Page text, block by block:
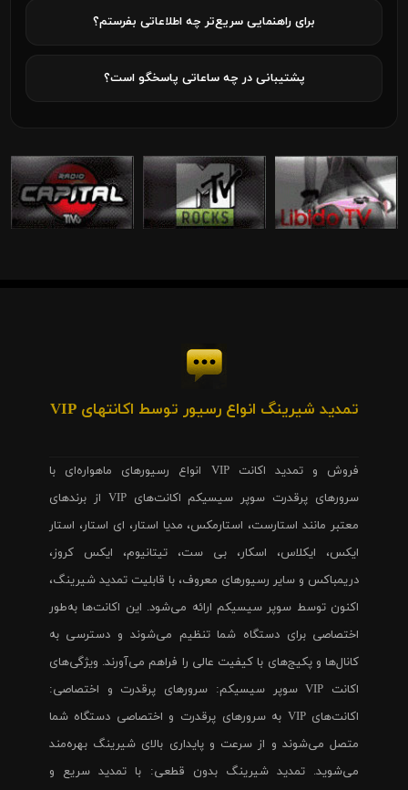
برای راهنمایی سریع‌تر چه اطلاعاتی بفرستم؟
پشتیبانی در چه ساعاتی پاسخگو است؟
تمدید شیرینگ انواع رسیور توسط اکانتهای VIP
فروش و تمدید اکانت VIP انواع رسیورهای ماهواره‌ای با
سرورهای پرقدرت سوپر سیسیکم اکانت‌های VIP از برندهای
معتبر مانند استارست، استارمکس، مدیا استار، ای استار، استار
ایکس، ایکلاس، اسکار، بی ست، تیتانیوم، ایکس کروز،
دریمباکس و سایر رسیورهای معروف، با قابلیت تمدید شیرینگ،
اکنون توسط سوپر سیسیکم ارائه می‌شود. این اکانت‌ها به‌طور
اختصاصی برای دستگاه شما تنظیم می‌شوند و دسترسی به
کانال‌ها و پکیج‌های با کیفیت عالی را فراهم می‌آورند. ویژگی‌های
اکانت VIP سوپر سیسیکم: سرورهای پرقدرت و اختصاصی:
اکانت‌های VIP به سرورهای پرقدرت و اختصاصی دستگاه شما
متصل می‌شوند و از سرعت و پایداری بالای شیرینگ بهره‌مند
می‌شوید. تمدید شیرینگ بدون قطعی: با تمدید سریع و